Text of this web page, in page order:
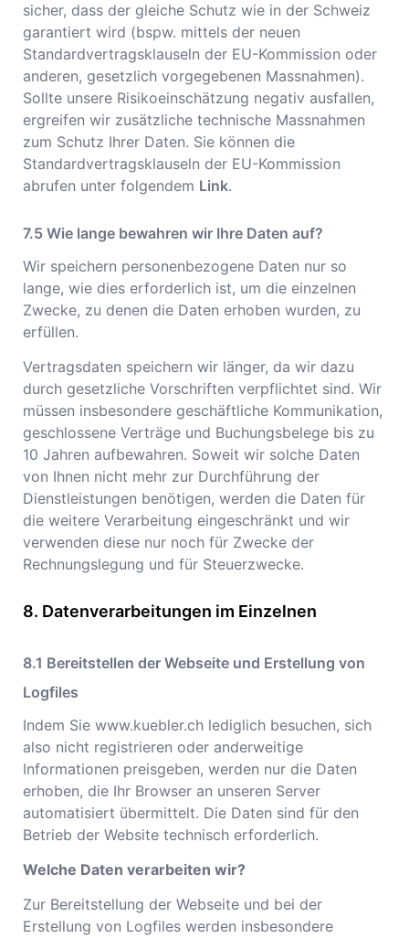
sicher, dass der gleiche Schutz wie in der Schweiz
garantiert wird (bspw. mittels der neuen
Standardvertragsklauseln der EU-Kommission oder
anderen, gesetzlich vorgegebenen Massnahmen).
Sollte unsere Risikoeinschätzung negativ ausfallen,
ergreifen wir zusätzliche technische Massnahmen
zum Schutz Ihrer Daten. Sie können die
Standardvertragsklauseln der EU-Kommission
abrufen unter folgendem Link.
Wie lange bewahren wir Ihre Daten auf?
Wir speichern personenbezogene Daten nur so
lange, wie dies erforderlich ist, um die einzelnen
Zwecke, zu denen die Daten erhoben wurden, zu
erfüllen.
Vertragsdaten speichern wir länger, da wir dazu
durch gesetzliche Vorschriften verpflichtet sind. Wir
müssen insbesondere geschäftliche Kommunikation,
geschlossene Verträge und Buchungsbelege bis zu
10 Jahren aufbewahren. Soweit wir solche Daten
von Ihnen nicht mehr zur Durchführung der
Dienstleistungen benötigen, werden die Daten für
die weitere Verarbeitung eingeschränkt und wir
verwenden diese nur noch für Zwecke der
Rechnungslegung und für Steuerzwecke.
Datenverarbeitungen im Einzelnen
Bereitstellen der Webseite und Erstellung von
Logfiles
Indem Sie www.kuebler.ch lediglich besuchen, sich
also nicht registrieren oder anderweitige
Informationen preisgeben, werden nur die Daten
erhoben, die Ihr Browser an unseren Server
automatisiert übermittelt. Die Daten sind für den
Betrieb der Website technisch erforderlich.
Welche Daten verarbeiten wir?
Zur Bereitstellung der Webseite und bei der
Erstellung von Logfiles werden insbesondere